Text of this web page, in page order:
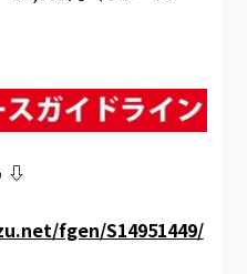
⇩
fgen/S14951449/